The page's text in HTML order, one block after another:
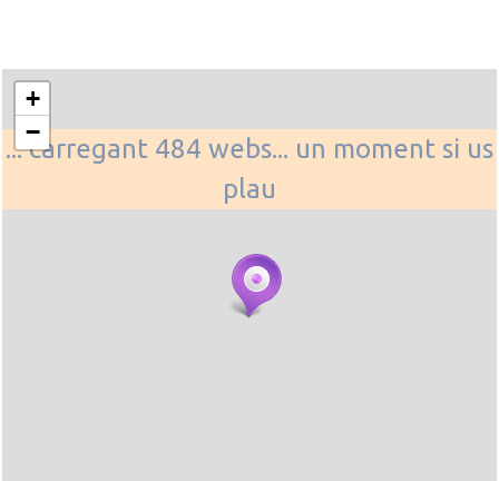
... carregant 484 webs... un moment si us
plau
+
−